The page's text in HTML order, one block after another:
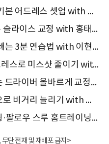
좋은 스윙 만들기 위한 기본 어드레스 셋업 with 조영수 프로
기초부터 탄탄하게 잡는 슬라이스 교정 with 홍태경 프로
좋은 스윙을 위한 손힘 빼는 3분 연습법 with 이현지 프로
숏게임에서 정확한 어드레스로 미스샷 줄이기 with 이서현 프로
찍혀 맞아 스카이볼 나는 드라이버 올바르게 교정하기 with 홍태경 프로
벽을 이용한 하체 연습으로 비거리 늘리기 with 이현지 프로
프로 집콕러 위한 백스윙·팔로우 스루 홈트레이닝 with 이서현 프로
단 전재 및 재배포 금지>